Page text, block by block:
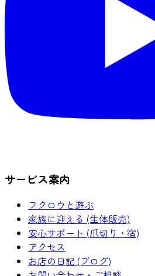
サービス案内
フクロウと遊ぶ
家族に迎える (生体販売)
安心サポート (爪切り・宿)
アクセス
お店の日記 (ブログ)